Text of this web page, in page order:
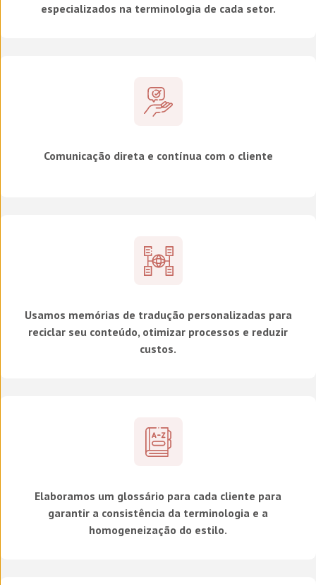
especializados na terminologia de cada setor.
Comunicação direta e contínua com o cliente
Usamos memórias de tradução personalizadas para
reciclar seu conteúdo, otimizar processos e reduzir
custos.
Elaboramos um glossário para cada cliente para
garantir a consistência da terminologia e a
homogeneização do estilo.